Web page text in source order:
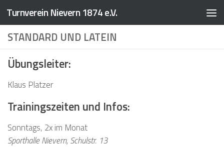
Zum Inhalt springen
Turnverein Nievern 1874 e.V.
STANDARD UND LATEIN
Übungsleiter:
Klaus Platzer
Trainingszeiten und Infos:
Sonntags, 2x im Monat
Sporthalle Nievern, Schulstr. 13